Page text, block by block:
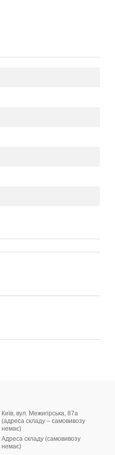
Київ, вул. Межигірська, 87а
(адреса складу – самовивозу
немає)
Адреса складу (самовивозу
немає)